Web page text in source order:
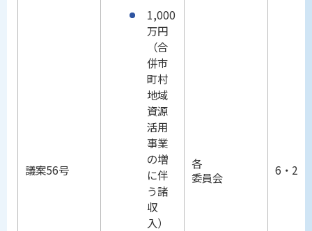
議案56号
1,000
万円
（合
併市
町村
地域
資源
活用
事業
の増
に伴
う諸
収
入）
各
委員会
6・25